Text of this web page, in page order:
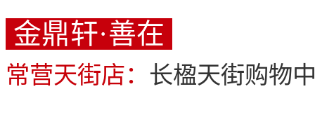
金鼎轩·善在
常营天街店： 长楹天街购物